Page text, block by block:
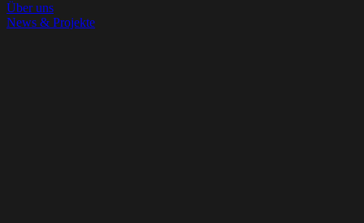
Über uns
News & Projekte